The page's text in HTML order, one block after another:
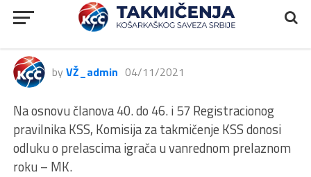
Odluke Vanredni prelazni rok MK
04. Novembar 2021. godine
by VŽ_admin 04/11/2021
Na osnovu članova 40. do 46. i 57 Registracionog
pravilnika KSS, Komisija za takmičenje KSS donosi
odluku o prelascima igrača u vanrednom prelaznom
roku – MK.